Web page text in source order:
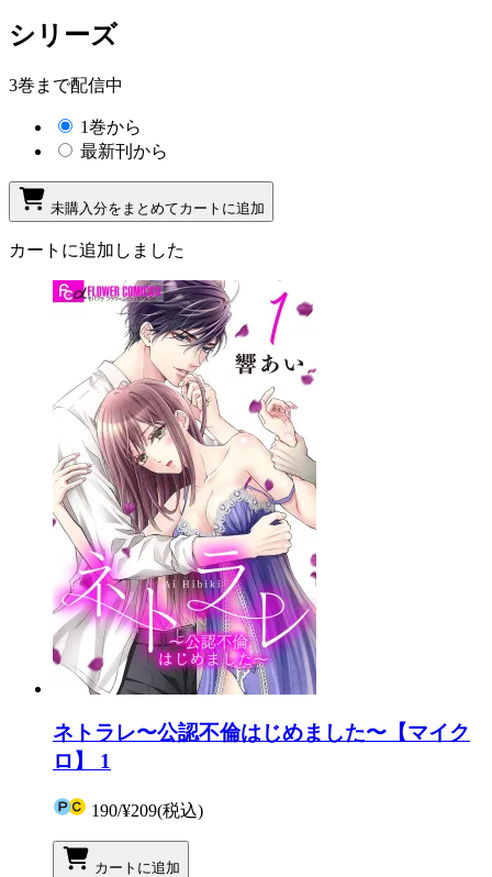
シリーズ
3巻まで配信中
1巻から
最新刊から
未購入分をまとめてカートに追加
カートに追加しました
ネトラレ〜公認不倫はじめました〜【マイク
ロ】 1
190/¥209(税込)
カートに追加